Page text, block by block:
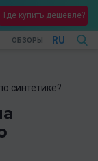
Где купить дешевле?
ОБЗОРЫ RU
синтетике?